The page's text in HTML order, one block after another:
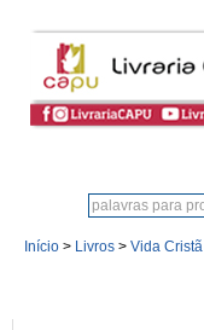
Início > Livros > Vida Cristã